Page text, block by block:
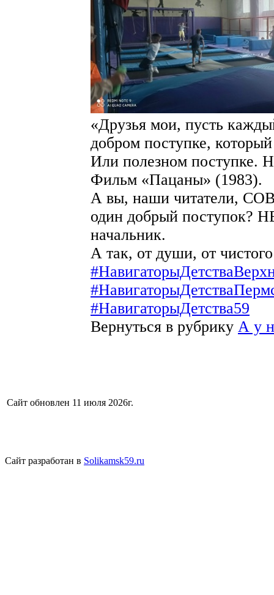
«Друзья мои, пусть
добром поступке,
Или полезном поступке.
Фильм «Пацаны» (1983).
А вы, наши читатели,
один добрый поступок?
начальник.
А так, от души, от
#НавигаторыДетства59
Вернуться в рубрику А у
Сайт обновлен 11 июля 2026г.
Сайт разработан в Solikamsk59.ru